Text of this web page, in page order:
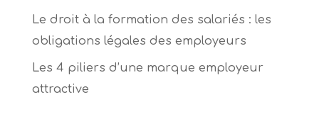
Le droit à la formation des salariés : les
obligations légales des employeurs
Les 4 piliers d’une marque employeur
attractive